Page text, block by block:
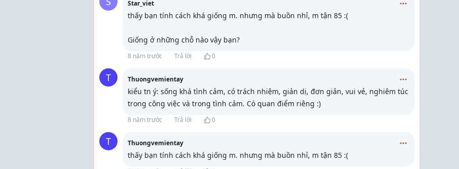
Star_viet
thấy bạn tính cách khá giống m. nhưng mà buồn nhỉ, m tận 85 :(
Giống ở những chỗ nào vậy bạn?
8 năm trước Trả lời 0
T Thuongvemientay
kiểu tn ý: sống khá tình cảm, có trách nhiệm, giản dị, đơn giản, vui vẻ, nghiêm túc
trong công việc và trong tình cảm. Có quan điểm riêng :)
8 năm trước Trả lời 0
T Thuongvemientay
thấy bạn tính cách khá giống m. nhưng mà buồn nhỉ, m tận 85 :(